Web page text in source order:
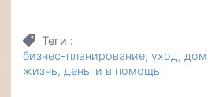
Теги
бизнес-планирование уход
жизнь деньги в помощь